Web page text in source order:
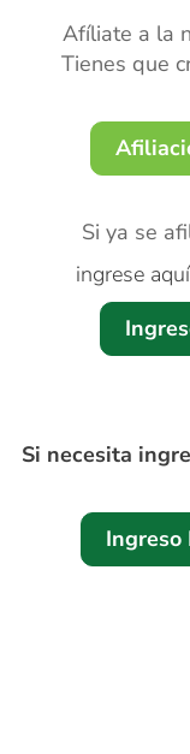
Afíliate a la
Tienes que
Si ya se
ingrese
Si necesita
Ingreso